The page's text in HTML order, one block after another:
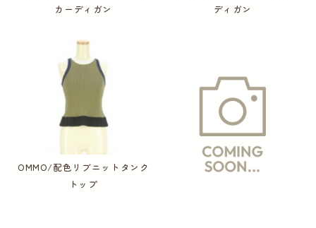
カーディガン
ディガン
OMMO/配色リブニットタンク
トップ